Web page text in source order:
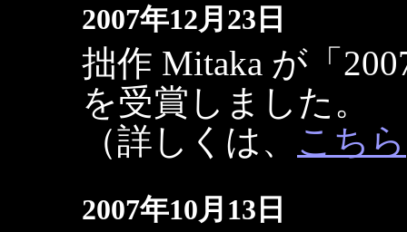
2007年12月23日
拙作 Mitaka が「
を受賞しました。
（詳しくは、 こちら
2007年10月13日